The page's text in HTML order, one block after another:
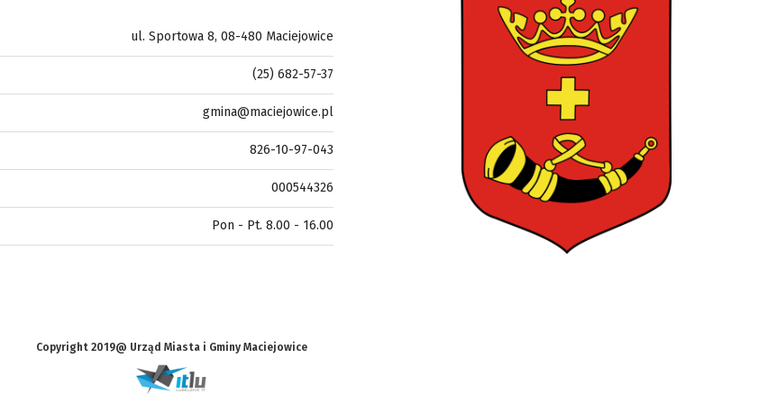
ul. Sportowa 8, 08-480 Maciejowice
(25) 682-57-37
gmina@maciejowice.pl
826-10-97-043
000544326
Pon - Pt. 8.00 - 16.00
Copyright 2019@ Urząd Miasta i Gminy Maciejowice